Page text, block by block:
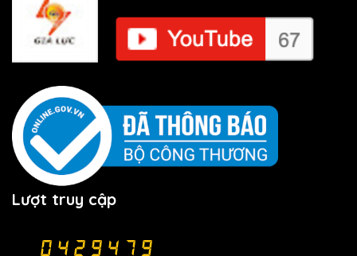
Lượt truy cập